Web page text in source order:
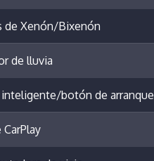
de Xenón/Bixenón
de lluvia
inteligente/botón de arranque